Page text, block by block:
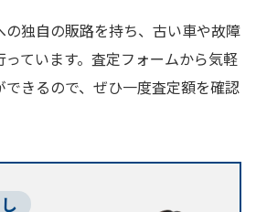
の独自の販路を持ち、古い車や故障
ています。査定フォームから気軽
できるので、ぜひ一度査定額を確認